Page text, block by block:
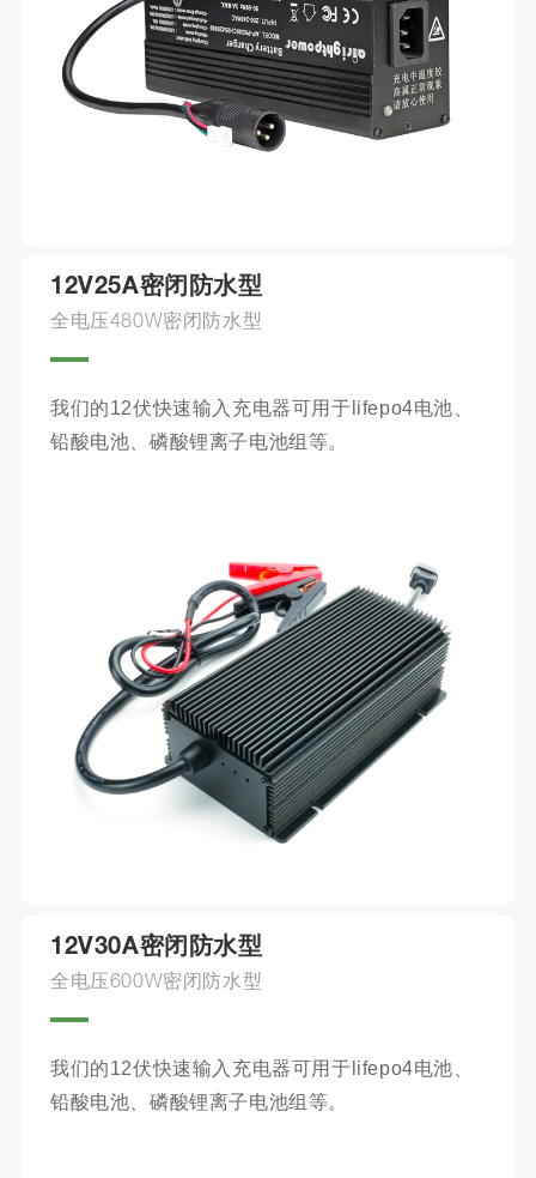
12V25A密闭防水型
全电压480W密闭防水型
我们的12伏快速输入充电器可用于lifepo4电池、
铅酸电池、磷酸锂离子电池组等。
12V30A密闭防水型
全电压600W密闭防水型
我们的12伏快速输入充电器可用于lifepo4电池、
铅酸电池、磷酸锂离子电池组等。